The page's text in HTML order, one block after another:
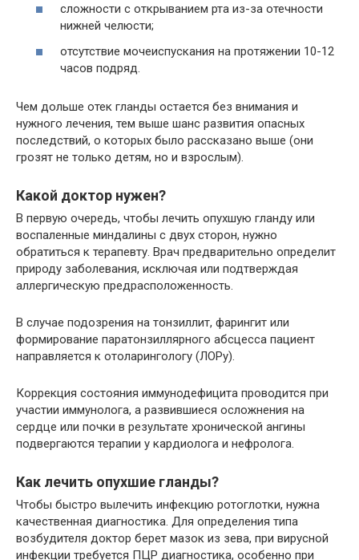
сложности с открыванием рта из-за отечности
нижней челюсти;
отсутствие мочеиспускания на протяжении 10-12
часов подряд.
Чем дольше отек гланды остается без внимания и
нужного лечения, тем выше шанс развития опасных
последствий, о которых было рассказано выше (они
грозят не только детям, но и взрослым).
Какой доктор нужен?
В первую очередь, чтобы лечить опухшую гланду или
воспаленные миндалины с двух сторон, нужно
обратиться к терапевту. Врач предварительно определит
природу заболевания, исключая или подтверждая
аллергическую предрасположенность.
В случае подозрения на тонзиллит, фарингит или
формирование паратонзиллярного абсцесса пациент
направляется к отоларингологу (ЛОРу).
Коррекция состояния иммунодефицита проводится при
участии иммунолога, а развившиеся осложнения на
сердце или почки в результате хронической ангины
подвергаются терапии у кардиолога и нефролога.
Как лечить опухшие гланды?
Чтобы быстро вылечить инфекцию ротоглотки, нужна
качественная диагностика. Для определения типа
возбудителя доктор берет мазок из зева, при вирусной
инфекции требуется ПЦР диагностика, особенно при